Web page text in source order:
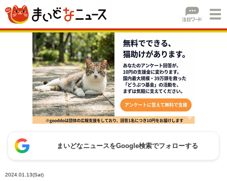
まいどなニュースをGoogle検索でフォローする
2024.01.13(Sat)